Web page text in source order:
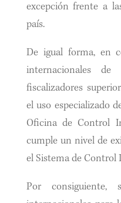
excepción frente a
país.
De igual forma, en
internacionales de
fiscalizadores
el uso especializado
Oficina de Control
cumple un nivel de
el Sistema de Control
Por consiguiente,